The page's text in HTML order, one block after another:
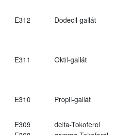
E312 Dodecil-gallát
E311 Oktil-gallát
E310 Propil-gallát
E309
delta-Tokoferol